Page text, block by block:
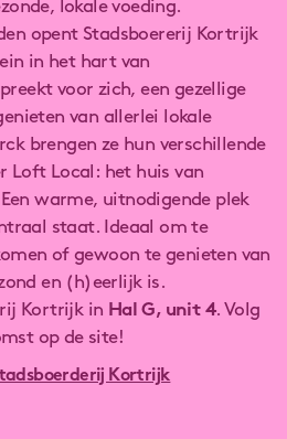
lokale voeding.
opent Stadsboererij Kortrijk
in het hart van
voor zich, een gezellige
van allerlei lokale
brengen ze hun verschillende
Loft Local: het huis van
warme, uitnodigende plek
staat. Ideaal om te
of gewoon te genieten van
en (h)eerlijk is.
Kortrijk in Hal G, unit 4. Volg
op de site!
Kortrijk